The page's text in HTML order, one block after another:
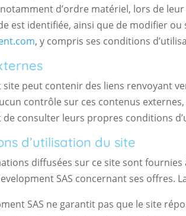
d’ordre matériel, lors de
est identifiée, ainsi que de modifier
, y compris ses conditions
site peut contenir des liens renvoyant
contrôle sur ces contenus
consulter leurs propres conditions
d’utilisation du site
diffusées sur ce site sont
SAS concernant ses
SAS ne garantit pas que le site